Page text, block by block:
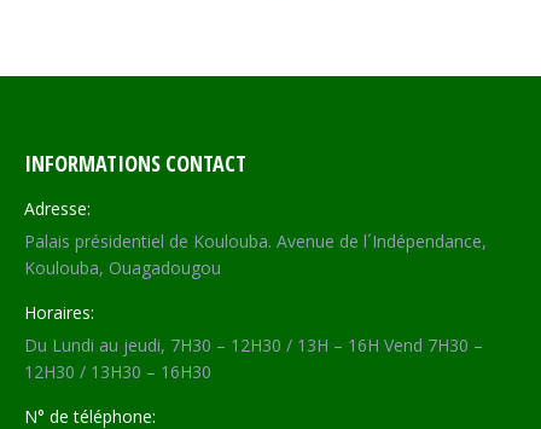
INFORMATIONS CONTACT
Adresse:
Palais présidentiel de Koulouba. Avenue de l´Indépendance,
Koulouba, Ouagadougou
Horaires:
Du Lundi au jeudi, 7H30 – 12H30 / 13H – 16H Vend 7H30 –
12H30 / 13H30 – 16H30
N° de téléphone: